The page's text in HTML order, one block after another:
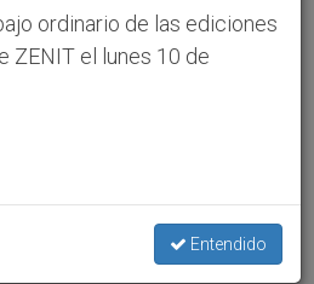
de la visita de Juan
S
ordinario de las ediciones
ZENIT el lunes 10 de
Entendido